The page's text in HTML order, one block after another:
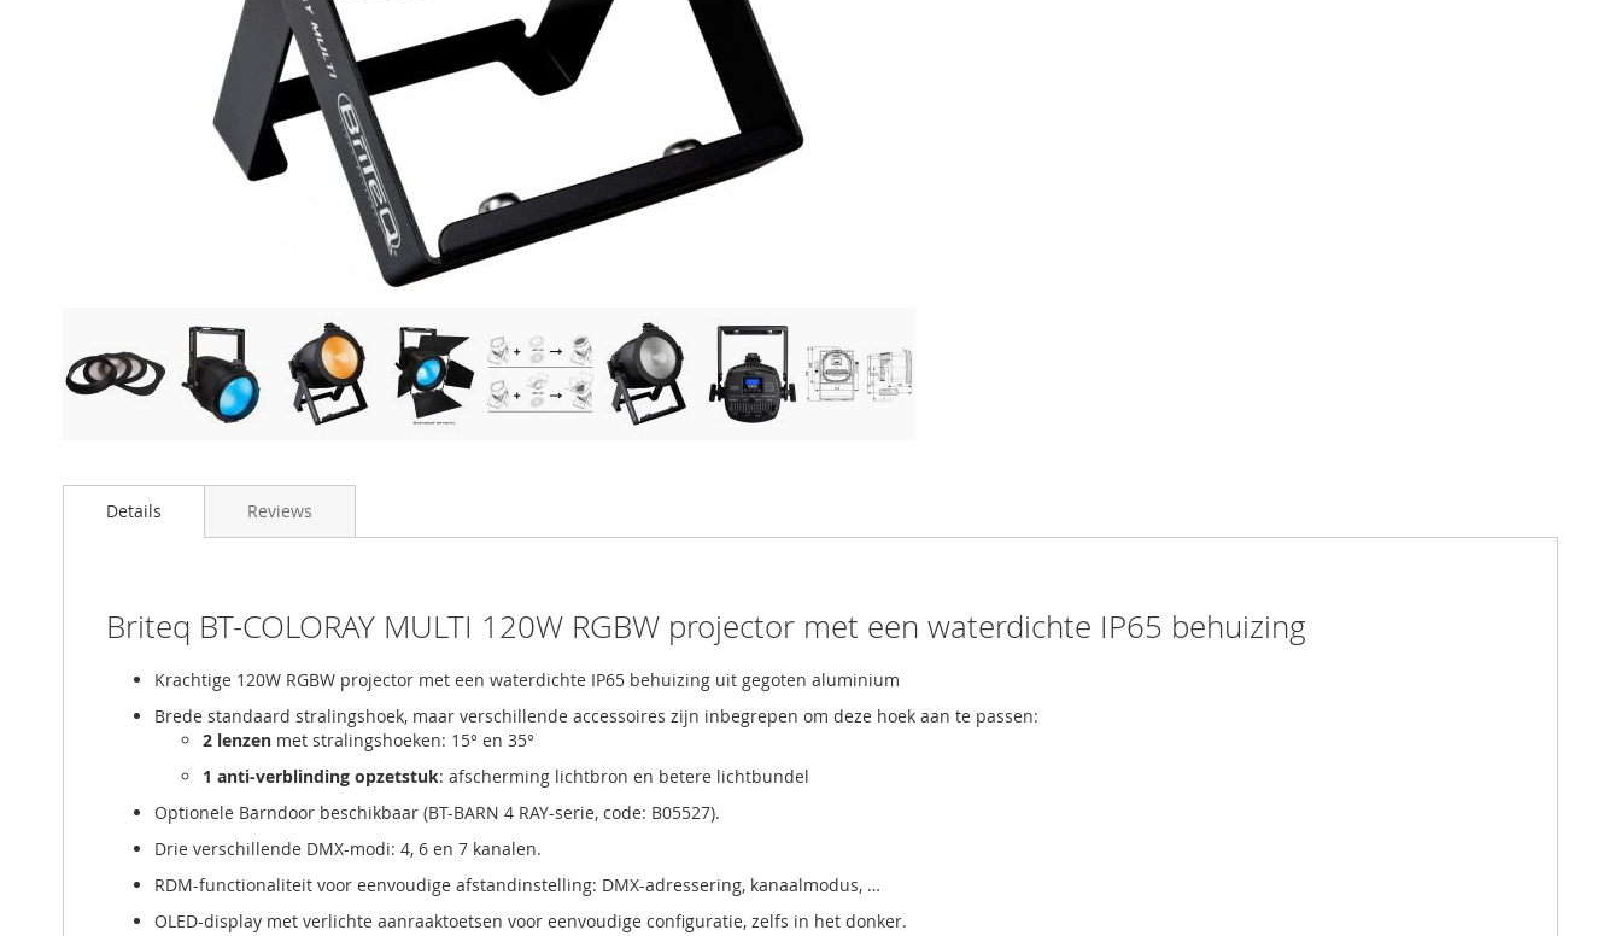
Details Reviews
Briteq BT-COLORAY MULTI 120W RGBW projector met een waterdichte IP65 behuizing
Krachtige 120W RGBW projector met een waterdichte IP65 behuizing uit gegoten aluminium
Brede standaard stralingshoek, maar verschillende accessoires zijn inbegrepen om deze hoek aan te passen:
2 lenzen met stralingshoeken: 15° en 35°
1 anti-verblinding opzetstuk: afscherming lichtbron en betere lichtbundel
Optionele Barndoor beschikbaar (BT-BARN 4 RAY-serie, code: B05527).
Drie verschillende DMX-modi: 4, 6 en 7 kanalen.
RDM-functionaliteit voor eenvoudige afstandinstelling: DMX-adressering, kanaalmodus, …
OLED-display met verlichte aanraaktoetsen voor eenvoudige configuratie, zelfs in het donker.